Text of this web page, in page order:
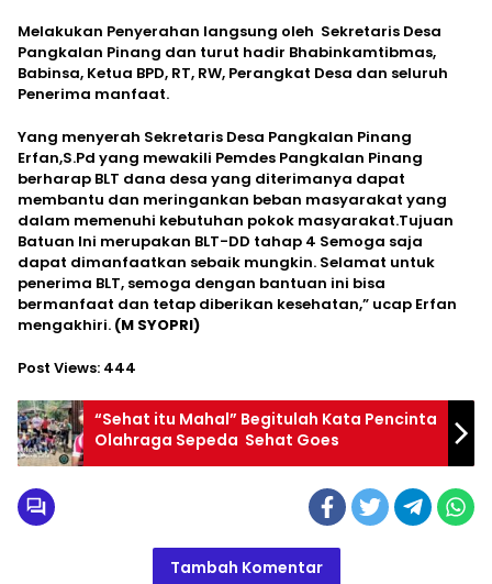
Melakukan Penyerahan langsung oleh Sekretaris Desa
Pangkalan Pinang dan turut hadir Bhabinkamtibmas,
Babinsa, Ketua BPD, RT, RW, Perangkat Desa dan seluruh
Penerima manfaat.
Yang menyerah Sekretaris Desa Pangkalan Pinang
Erfan,S.Pd yang mewakili Pemdes Pangkalan Pinang
berharap BLT dana desa yang diterimanya dapat
membantu dan meringankan beban masyarakat yang
dalam memenuhi kebutuhan pokok masyarakat.Tujuan
Batuan Ini merupakan BLT-DD tahap 4 Semoga saja
dapat dimanfaatkan sebaik mungkin. Selamat untuk
penerima BLT, semoga dengan bantuan ini bisa
bermanfaat dan tetap diberikan kesehatan,” ucap Erfan
mengakhiri. (M SYOPRI)
Post Views: 444
“Sehat itu Mahal” Begitulah Kata Pencinta
Olahraga Sepeda Sehat Goes
Tambah Komentar